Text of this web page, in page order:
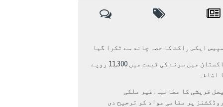
ایکس راکٹ کا حصہ چاند سے ٹکرا گیا
پاکستان میں سونے کی قیمت میں 11,300 روپے
اضافہ
قریشی کا مطالبہ: غیر ملکی
پر مقامی مواد کو ترجیح دی